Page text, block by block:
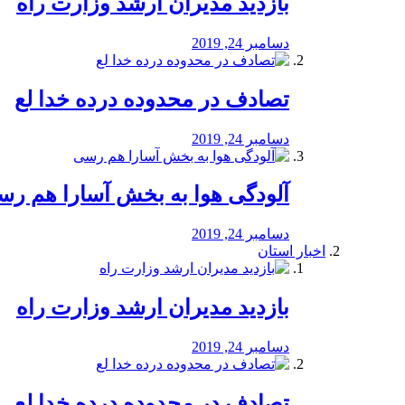
دسامبر 24, 2019
تصادف در محدوده درده خدا لع
دسامبر 24, 2019
آلودگی هوا به بخش آسارا هم
دسامبر 24, 2019
اخبار استان
بازدید مدیران ارشد وزارت راه
دسامبر 24, 2019